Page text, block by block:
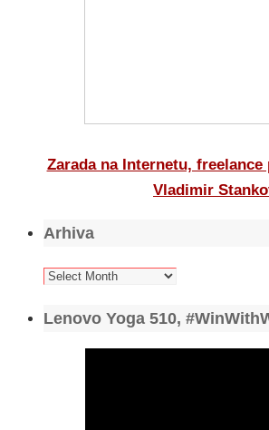
Zarada na Internetu, freelance
Vladimir
Arhiva
Arhiva
Lenovo Yoga 510,